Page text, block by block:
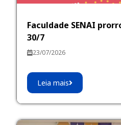
Faculdade SENAI
30/7
23/07/2026
Leia mais